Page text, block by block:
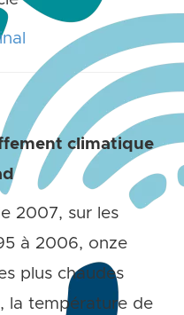
climatique
2007, sur les
à 2006, onze
plus chaudes
la température de